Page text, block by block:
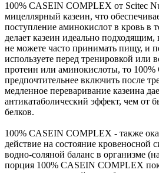
100% CASEIN COMPLEX от Scitec
мицеллярный казеин, что
поступление аминокислот в кровь в
делает казеин идеально подходящим,
не можете часто принимать пищу, и
используете перед тренировкой или
протеин или аминокислоты, то
предпочтительнее включить после
медленное переваривание казеина
антикатаболический эффект, чем от
белков.
100% CASEIN COMPLEX - также
действие на состояние кровеносной
водно-соляной баланс в организме
порция 100% CASEIN COMPLEX